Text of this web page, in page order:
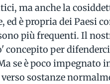
ma anche la
ed è propria dei Paesi
più frequenti. Il
per
se è poco impegnato
sostanze